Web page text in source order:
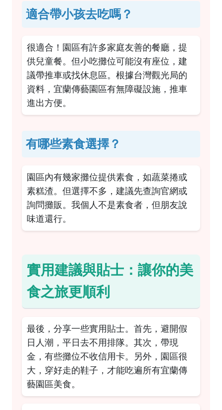
適合帶小孩去吃嗎？
很適合！園區有許多家庭友善的餐廳，提
供兒童餐。但小吃攤位可能沒有座位，建
議帶推車或找休息區。根據台灣觀光局的
資料 ，宜蘭傳藝園區有無障礙設施，推車
進出方便。
有哪些素食選擇？
園區內有幾家攤位提供素食，如蔬菜捲或
素糕渣。但選擇不多，建議先查詢官網或
詢問攤販。我個人不是素食者，但朋友說
味道還行。
實用建議與貼士：讓你的美
食之旅更順利
最後，分享一些實用貼士。首先，避開假
日人潮，平日去不用排隊。其次，帶現
金，有些攤位不收信用卡。另外，園區很
大，穿好走的鞋子，才能吃遍所有宜蘭傳
藝園區美食。